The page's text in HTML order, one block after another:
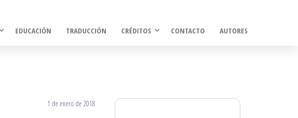
EDUCACIÓN TRADUCCIÓN CRÉDITOS CONTACTO AUTORES
1 de enero de 2018